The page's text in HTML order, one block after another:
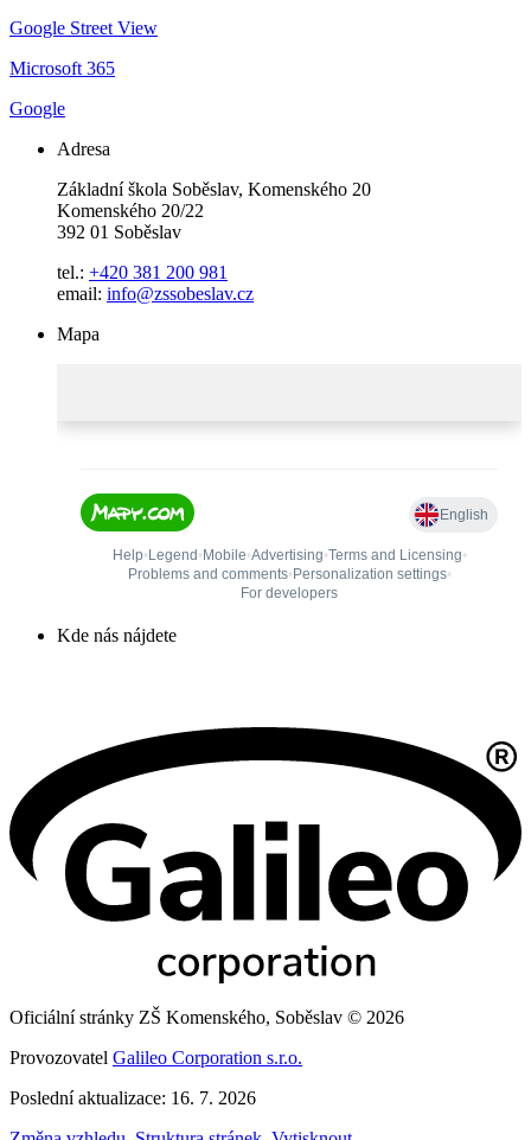
Google Street View
Microsoft 365
Google
Adresa
Základní škola Soběslav, Komenského 20
Komenského 20/22
392 01 Soběslav
tel.: +420 381 200 981
email: info@zssobeslav.cz
Mapa
Kde nás nájdete
Oficiální stránky ZŠ Komenského, Soběslav © 2026
Provozovatel Galileo Corporation s.r.o.
Poslední aktualizace: 16. 7. 2026